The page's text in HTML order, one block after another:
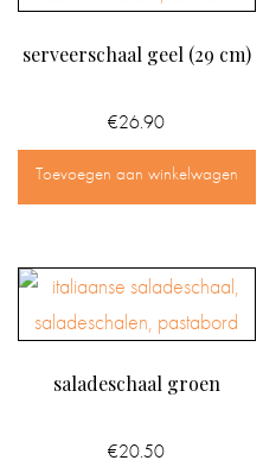
serveerschaal geel (29 cm)
€26.90
Toevoegen aan winkelwagen
saladeschaal groen
€20.50